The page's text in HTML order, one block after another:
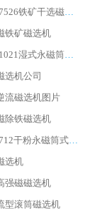
苏州CTG-7526铁矿干选磁选机
铁矿磁选机
山东CTB-1021湿式永磁筒式磁选机
选机公司
流磁选机图片
除铁磁选机
辽宁CTB-712干粉永磁筒式磁选机
选机
强磁磁选机
型滚筒磁选机